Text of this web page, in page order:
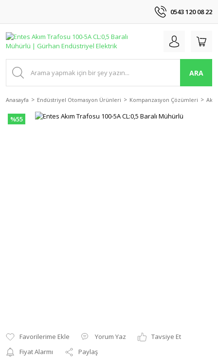
0543 120 08 22
ARA
Anasayfa Endüstriyel Otomasyon Ürünleri Kompanzasyon Çözümleri
%55
Yorum Yaz
Tavsiye Et
Fiyat Alarmı
Paylaş